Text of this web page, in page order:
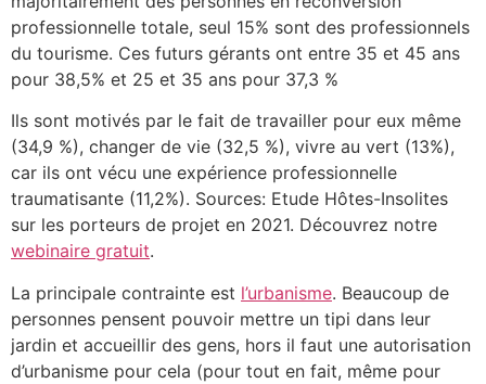
professionnelle totale, seul 15% sont des professionnels
du tourisme. Ces futurs gérants ont entre 35 et 45 ans
pour 38,5% et 25 et 35 ans pour 37,3 %
Ils sont motivés par le fait de travailler pour eux même
(34,9 %), changer de vie (32,5 %), vivre au vert (13%),
car ils ont vécu une expérience professionnelle
traumatisante (11,2%). Sources: Etude Hôtes-Insolites
sur les porteurs de projet en 2021. Découvrez notre
webinaire gratuit.
La principale contrainte est l’urbanisme. Beaucoup de
personnes pensent pouvoir mettre un tipi dans leur
jardin et accueillir des gens, hors il faut une autorisation
d’urbanisme pour cela (pour tout en fait, même pour